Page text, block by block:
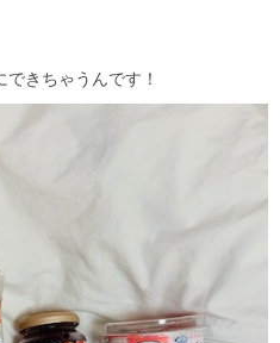
きちゃうんです！